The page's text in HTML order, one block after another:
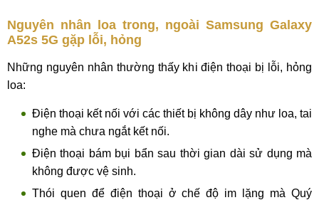
Nguyên nhân loa trong, ngoài Samsung Galaxy
A52s 5G gặp lỗi, hỏng
Những nguyên nhân thường thấy khi điện thoại bị lỗi, hỏng
loa:
Điện thoại kết nối với các thiết bị không dây như loa, tai
nghe mà chưa ngắt kết nối.
Điện thoại bám bụi bẩn sau thời gian dài sử dụng mà
không được vệ sinh.
Thói quen để điện thoại ở chế độ im lặng mà Quý